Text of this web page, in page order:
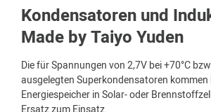
Kondensatoren und
Made by Taiyo Yuden
Die für Spannungen von 2,7V bei +70°C
ausgelegten Superkondensatoren kommen
Energiespeicher in Solar- oder